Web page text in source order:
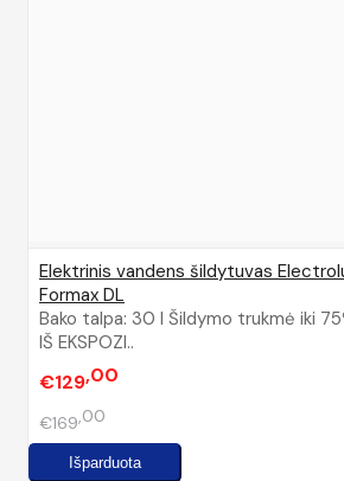
Elektrinis vandens šildytuvas
Formax DL
Bako talpa: 30 l Šildymo trukmė iki
IŠ EKSPOZI..
€129 00
€169 00